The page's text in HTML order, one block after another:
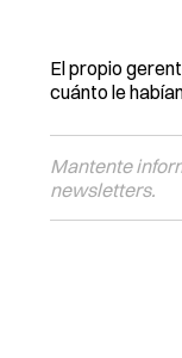
El propio
cuánto le
Mantente
newsletters.